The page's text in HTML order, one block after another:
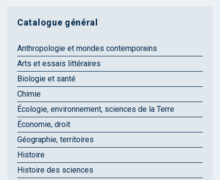
Catalogue général
Anthropologie et mondes contemporains
Arts et essais littéraires
Biologie et santé
Chimie
Écologie, environnement, sciences de la Terre
Économie, droit
Géographie, territoires
Histoire
Histoire des sciences